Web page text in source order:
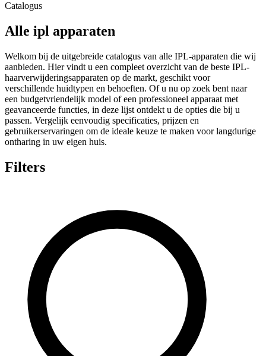
Catalogus
Alle ipl apparaten
Welkom bij de uitgebreide catalogus van alle IPL-apparaten die wij
aanbieden. Hier vindt u een compleet overzicht van de beste IPL-
haarverwijderingsapparaten op de markt, geschikt voor
verschillende huidtypen en behoeften. Of u nu op zoek bent naar
een budgetvriendelijk model of een professioneel apparaat met
geavanceerde functies, in deze lijst ontdekt u de opties die bij u
passen. Vergelijk eenvoudig specificaties, prijzen en
gebruikerservaringen om de ideale keuze te maken voor langdurige
ontharing in uw eigen huis.
Filters